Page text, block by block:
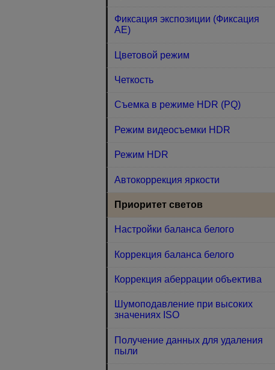
Фиксация экспозиции (Фиксация
AE)
Цветовой режим
Четкость
Съемка в режиме HDR (PQ)
Режим видеосъемки HDR
Режим HDR
Автокоррекция яркости
Приоритет светов
Настройки баланса белого
Коррекция баланса белого
Коррекция аберрации объектива
Шумоподавление при высоких
значениях ISO
Получение данных для удаления
пыли